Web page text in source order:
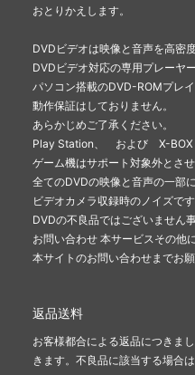
おとりかえします。
DVDビデオは映像と音声を高密
DVDビデオ対応の専用プレーヤ
パソコン搭載のDVD-ROMプレ
動作保証はしておりません。
あらかじめご了承ください。
Play Station、 および X-BOX
ゲーム機はサポート対象外とさせ
全てのDVDの映像と音声の一部
ビデオカメラ収録時のノイズで
DVDの不良品ではございません
お問い合わせ 本サービスその他
本サイトのお問い合わせまでお願
返品送料
お客様都合による返品につきま
きます。不良品に該当する場合